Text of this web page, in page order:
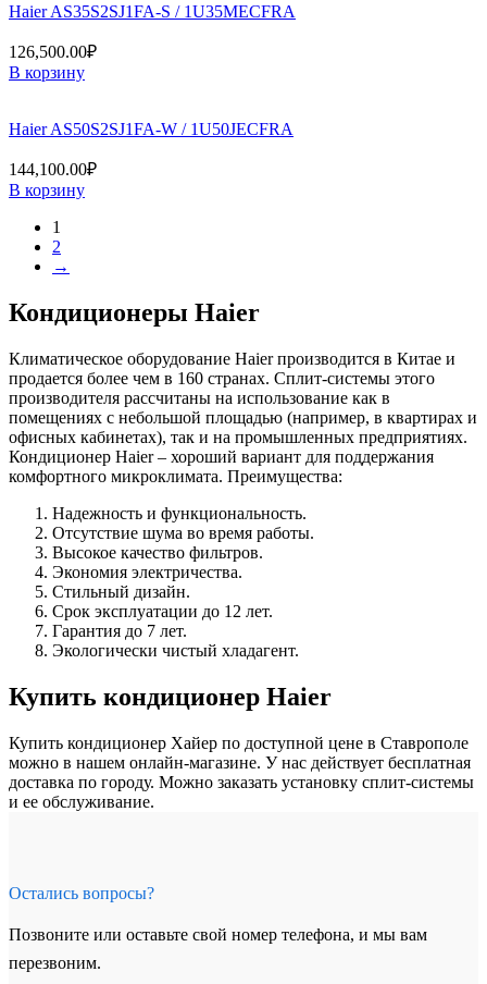
Haier AS35S2SJ1FA-S / 1U35MECFRA
126,500.00₽
В корзину
Haier AS50S2SJ1FA-W / 1U50JECFRA
144,100.00₽
В корзину
1
2
→
Кондиционеры Haier
Климатическое оборудование Haier производится в Китае и
продается более чем в 160 странах. Сплит-системы этого
производителя рассчитаны на использование как в
помещениях с небольшой площадью (например, в квартирах и
офисных кабинетах), так и на промышленных предприятиях.
Кондиционер Haier – хороший вариант для поддержания
комфортного микроклимата. Преимущества:
Надежность и функциональность.
Отсутствие шума во время работы.
Высокое качество фильтров.
Экономия электричества.
Стильный дизайн.
Срок эксплуатации до 12 лет.
Гарантия до 7 лет.
Экологически чистый хладагент.
Купить кондиционер Haier
Купить кондиционер Хайер по доступной цене в Ставрополе
можно в нашем онлайн-магазине. У нас действует бесплатная
доставка по городу. Можно заказать установку сплит-системы
и ее обслуживание.
Остались вопросы?
Позвоните или оставьте свой номер телефона, и мы вам
перезвоним.